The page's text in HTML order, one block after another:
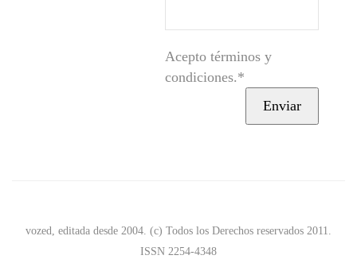
Acepto términos y
condiciones.*
vozed, editada desde 2004. (c) Todos los Derechos reservados 2011.
ISSN 2254-4348